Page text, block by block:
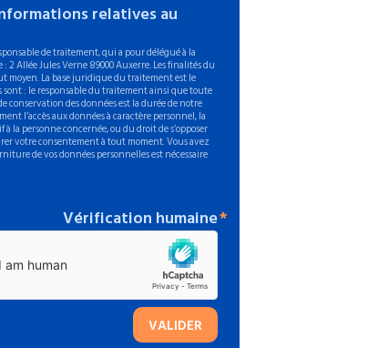
relatives au
de traitement, qui a pour délégué à la
Allée Jules Verne 89000 Auxerre. Les finalités du
La base juridique du traitement est le
sont : le responsable du traitement ainsi que toute
conservation des données est la durée de notre
l’accès aux données à caractère personnel, la
personne concernée, ou du droit de s’opposer
votre consentement à tout moment. Vous avez
de vos données personnelles est nécessaire
Vérification humaine
VALIDER